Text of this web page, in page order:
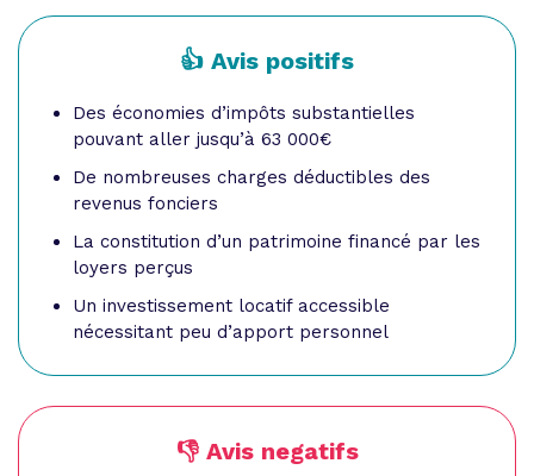
👍 Avis positifs
Des économies d’impôts substantielles
pouvant aller jusqu’à 63 000€
De nombreuses charges déductibles des
revenus fonciers
La constitution d’un patrimoine financé par les
loyers perçus
Un investissement locatif accessible
nécessitant peu d’apport personnel
👎 Avis negatifs